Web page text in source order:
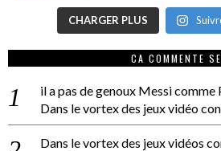
CHARGER PLUS
CA COMMENTE
il a pas de genoux Messi comme
Dans le vortex des jeux vidéo
Dans le vortex des jeux vidéos